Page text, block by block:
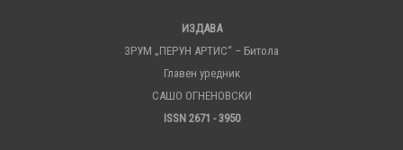
ИЗДАВА
ЗРУМ „ПЕРУН АРТИС“ – Битола
Главен уредник
САШО ОГНЕНОВСКИ
ISSN 2671 - 3950